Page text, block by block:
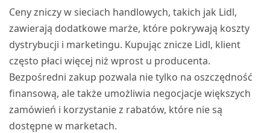
Ceny zniczy w sieciach handlowych, takich jak Lidl,
zawierają dodatkowe marże, które pokrywają koszty
dystrybucji i marketingu. Kupując znicze Lidl, klient
często płaci więcej niż wprost u producenta.
Bezpośredni zakup pozwala nie tylko na oszczędność
finansową, ale także umożliwia negocjacje większych
zamówień i korzystanie z rabatów, które nie są
dostępne w marketach.